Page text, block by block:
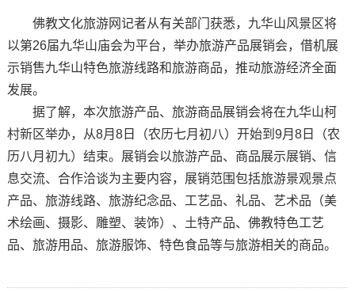
佛教文化旅游网记者从有关部门获悉，九华山风景区将
以第26届九华山庙会为平台，举办旅游产品展销会，借机展
示销售九华山特色旅游线路和旅游商品，推动旅游经济全面
发展。
据了解，本次旅游产品、旅游商品展销会将在九华山柯
村新区举办，从8月8日（农历七月初八）开始到9月8日（农
历八月初九）结束。展销会以旅游产品、商品展示展销、信
息交流、合作洽谈为主要内容，展销范围包括旅游景观景点
产品、旅游线路、旅游纪念品、工艺品、礼品、艺术品（美
术绘画、摄影、雕塑、装饰）、土特产品、佛教特色工艺
品、旅游用品、旅游服饰、特色食品等与旅游相关的商品。